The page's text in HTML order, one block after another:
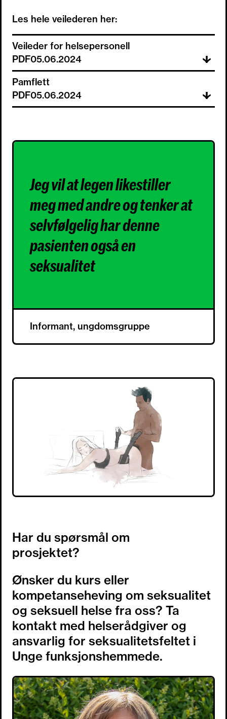
Les hele veilederen her:
Veileder for helsepersonell
PDF05.06.2024
Pamflett
PDF05.06.2024
Jeg vil at legen likestiller
meg med andre og tenker at
selvfølgelig har denne
pasienten også en
seksualitet
Informant, ungdomsgruppe
Har du spørsmål om
prosjektet?
Ønsker du kurs eller
kompetanseheving om seksualitet
og seksuell helse fra oss? Ta
kontakt med helserådgiver og
ansvarlig for seksualitetsfeltet i
Unge funksjonshemmede.